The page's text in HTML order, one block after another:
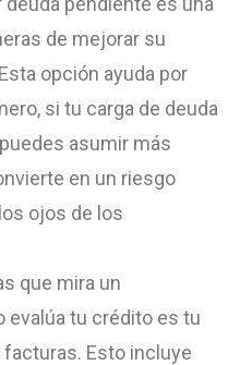
de mejorar su
opción ayuda por
si tu carga de deuda
asumir más
en un riesgo
ojos de los
que mira un
evalúa tu crédito es tu
Esto incluye